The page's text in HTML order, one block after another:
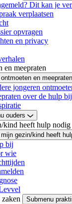
Dit kan je
verplaatsen
opvragen
en privacy
en meepraten
en meepraten
jongeren
over de hulp
ouders
kind heeft hulp nodig
gezin/kind heeft
bij
wie
zaken
Submenu